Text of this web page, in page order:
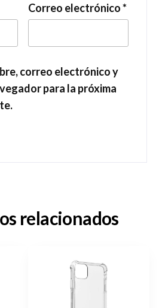
Correo electrónico*
correo electrónico y
para la próxima
relacionados